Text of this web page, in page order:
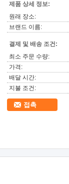
제품 상세 정보:
원래 장소:
브랜드 이름:
결제 및 배송 조건:
최소 주문 수량:
가격:
배달 시간:
지불 조건:
접촉